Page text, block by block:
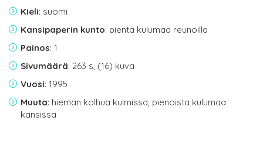
Kieli: suomi
Kansipaperin kunto: pientä kulumaa reunoilla
Painos: 1
Sivumäärä: 263 s, (16) kuva
Vuosi: 1995
Muuta: hieman kolhua kulmissa, pienoista kulumaa
kansissa